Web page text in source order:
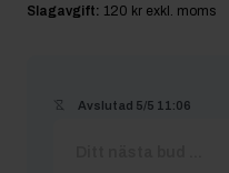
Slagavgift: 120 kr exkl. moms
Avslutad 5/5 11:06